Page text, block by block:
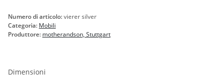
Numero di articolo:vierer silver
Categoria: Mobili
Produttore: motherandson, Stuttgart
Dimensioni